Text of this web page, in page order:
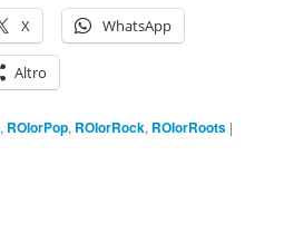
X WhatsApp
Altro
, ROIorPop, ROIorRock, ROIorRoots |